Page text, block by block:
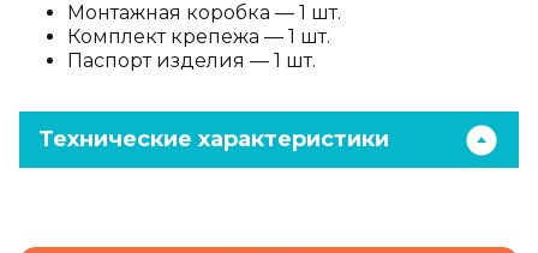
Монтажная коробка — 1 шт.
Комплект крепежа — 1 шт.
Паспорт изделия — 1 шт.
Технические характеристики